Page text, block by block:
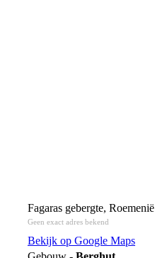
Fagaras gebergte, Roemenië
Geen exact adres bekend
Bekijk op Google Maps